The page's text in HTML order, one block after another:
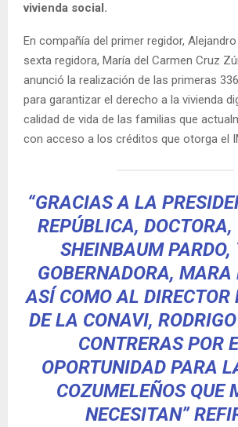
vivienda social.
En compañía del primer regidor,
sexta regidora, María del Carmen Cruz
anunció la realización de las primeras
para garantizar el derecho a la vivienda
calidad de vida de las familias que
con acceso a los créditos que otorga el
“GRACIAS A LA
REPÚBLICA,
SHEINBAUM PARDO,
GOBERNADORA,
ASÍ COMO AL DIRECTOR
DE LA CONAVI,
CONTRERAS POR
OPORTUNIDAD PARA
COZUMELEÑOS QUE
NECESITAN”